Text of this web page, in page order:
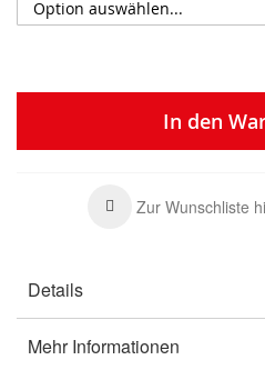
In den
Zur Wunschliste
Details
Mehr Informationen